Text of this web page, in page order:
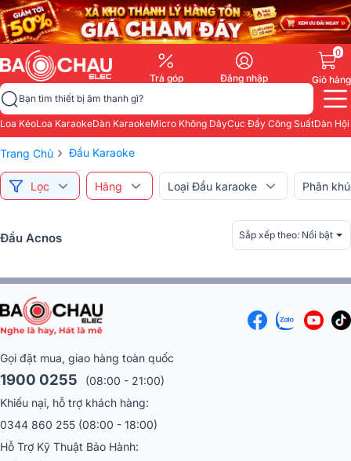
Trả góp Đăng nhập
0
Giỏ hàng
Bạn tìm thiết bị âm thanh gì?
Loa KéoLoa KaraokeDàn KaraokeMicro Không DâyCục Đẩy Công SuấtDàn
Trang Chủ › Đầu Karaoke
Lọc Hãng Loại Đầu karaoke Phân
Đầu Acnos Sắp xếp theo: Nổi bật
Gọi đặt mua, giao hàng toàn quốc
1900 0255
(08:00 - 21:00)
Khiếu nại, hỗ trợ khách hàng:
0344 860 255 (08:00 - 18:00)
Hỗ Trợ Kỹ Thuật Bảo Hành: